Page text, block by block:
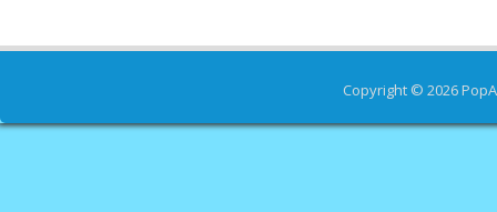
Copyright © 2026